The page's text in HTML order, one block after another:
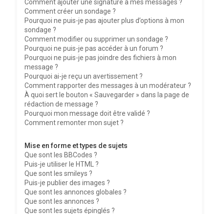
Comment ajouter une signature à mes messages ?
Comment créer un sondage ?
Pourquoi ne puis-je pas ajouter plus d’options à mon
sondage ?
Comment modifier ou supprimer un sondage ?
Pourquoi ne puis-je pas accéder à un forum ?
Pourquoi ne puis-je pas joindre des fichiers à mon
message ?
Pourquoi ai-je reçu un avertissement ?
Comment rapporter des messages à un modérateur ?
À quoi sert le bouton « Sauvegarder » dans la page de
rédaction de message ?
Pourquoi mon message doit être validé ?
Comment remonter mon sujet ?
Mise en forme et types de sujets
Que sont les BBCodes ?
Puis-je utiliser le HTML ?
Que sont les smileys ?
Puis-je publier des images ?
Que sont les annonces globales ?
Que sont les annonces ?
Que sont les sujets épinglés ?